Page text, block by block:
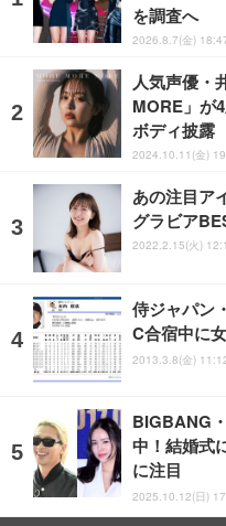
を調査へ
2026.8.7(金)
人気声優・
MORE」が
ボディ披露
2024.10.11(金)
あの注目ア
グラビア
2022.2.15(火)
侍ジャパン
C合宿中に
2013.3.8(金)
BIGBANG
中！結婚式
に注目
2025.10.12(日)